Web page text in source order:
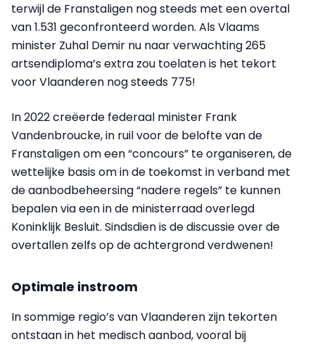
terwijl de Franstaligen nog steeds met een overtal
van 1.531 geconfronteerd worden. Als Vlaams
minister Zuhal Demir nu naar verwachting 265
artsendiploma’s extra zou toelaten is het tekort
voor Vlaanderen nog steeds 775!
In 2022 creëerde federaal minister Frank
Vandenbroucke, in ruil voor de belofte van de
Franstaligen om een “concours” te organiseren, de
wettelijke basis om in de toekomst in verband met
de aanbodbeheersing “nadere regels” te kunnen
bepalen via een in de ministerraad overlegd
Koninklijk Besluit. Sindsdien is de discussie over de
overtallen zelfs op de achtergrond verdwenen!
Optimale instroom
In sommige regio’s van Vlaanderen zijn tekorten
ontstaan in het medisch aanbod, vooral bij